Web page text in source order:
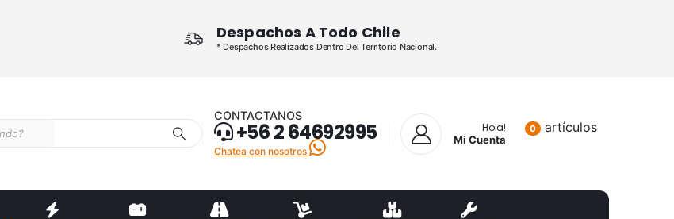
Despachos A Todo Chile
* Despachos Realizados Dentro Del Territorio Nacional.
CONTACTANOS
+56 2 64692995
Chatea con nosotros
Hola!
Mi Cuenta
0 artículos